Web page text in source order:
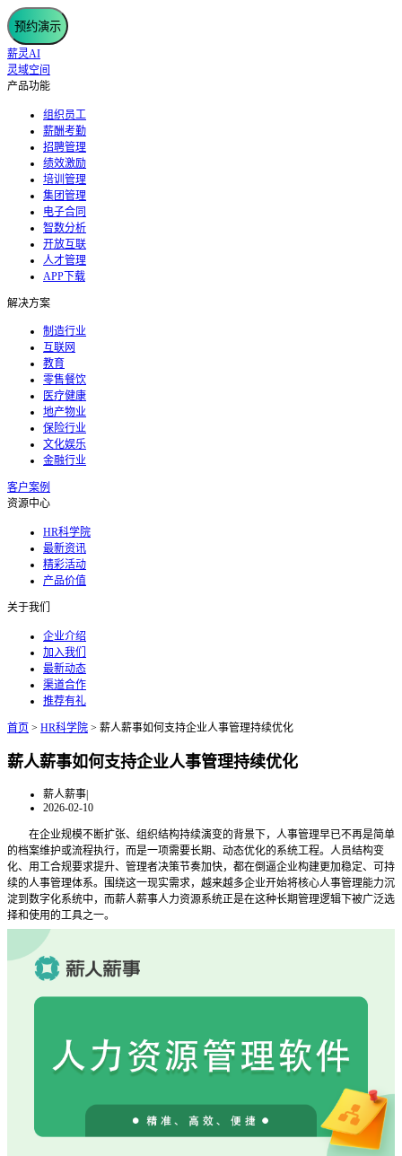
预约演示
薪灵AI
灵域空间
产品功能
组织员工
薪酬考勤
招聘管理
绩效激励
培训管理
集团管理
电子合同
智数分析
开放互联
人才管理
APP下载
解决方案
制造行业
互联网
教育
零售餐饮
医疗健康
地产物业
保险行业
文化娱乐
金融行业
客户案例
资源中心
HR科学院
最新资讯
精彩活动
产品价值
关于我们
企业介绍
加入我们
最新动态
渠道合作
推荐有礼
首页 > HR科学院 > 薪人薪事如何支持企业人事管理持续优化
薪人薪事如何支持企业人事管理持续优化
薪人薪事|
2026-02-10
在企业规模不断扩张、组织结构持续演变的背景下，人事管理早已不再是简单
的档案维护或流程执行，而是一项需要长期、动态优化的系统工程。人员结构变
化、用工合规要求提升、管理者决策节奏加快，都在倒逼企业构建更加稳定、可持
续的人事管理体系。围绕这一现实需求，越来越多企业开始将核心人事管理能力沉
淀到数字化系统中，而薪人薪事人力资源系统正是在这种长期管理逻辑下被广泛选
择和使用的工具之一。